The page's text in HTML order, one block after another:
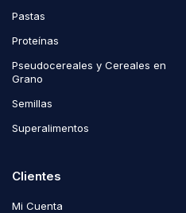
Pastas
Proteínas
Pseudocereales y Cereales en
Grano
Semillas
Superalimentos
Clientes
Mi Cuenta